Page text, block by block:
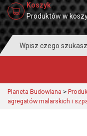
Koszyk
Produktów w
for:
Planeta Budowlana >
agregatów malarskich i